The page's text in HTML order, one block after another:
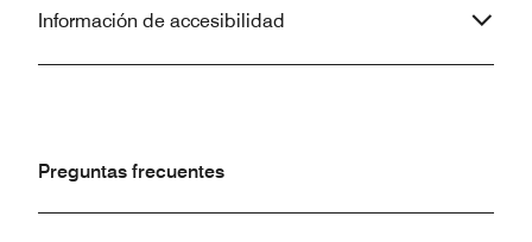
Información de accesibilidad
Preguntas frecuentes